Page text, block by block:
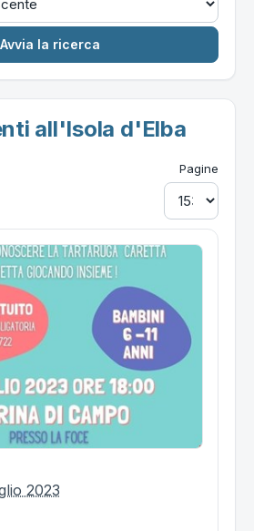
all'Isola d'Elba
Pagine
2023